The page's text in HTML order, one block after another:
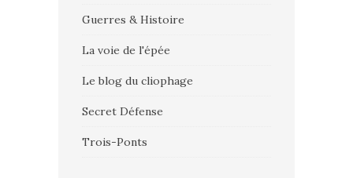
Guerres & Histoire
La voie de l'épée
Le blog du cliophage
Secret Défense
Trois-Ponts